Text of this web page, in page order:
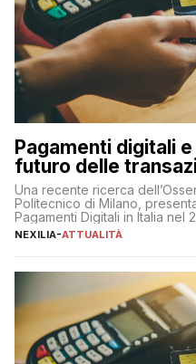
Pagamenti digitali
futuro delle
Una recente ricerca
Politecnico di Milano,
Pagamenti Digitali in Italia nel
definitivi del primo semestre
NEXILIA-ATTUALITÀ